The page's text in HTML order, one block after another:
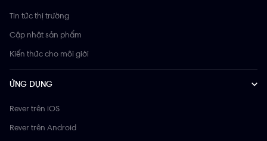
Tin tức thị trường
Cập nhật sản phẩm
Kiến thức cho môi giới
ỨNG DỤNG
Rever trên iOS
Rever trên Android